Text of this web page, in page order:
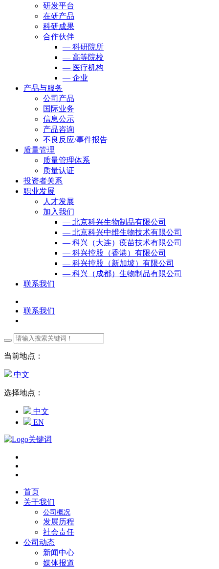
研发平台
在研产品
科研成果
合作伙伴
— 科研院所
— 高等院校
— 医疗机构
— 企业
产品与服务
公司产品
国际业务
信息公示
产品咨询
不良反应/事件报告
质量管理
质量管理体系
质量认证
投资者关系
职业发展
人才发展
加入我们
— 北京科兴生物制品有限公司
— 北京科兴中维生物技术有限公司
— 科兴（大连）疫苗技术有限公司
— 科兴控股（香港）有限公司
— 科兴控股（新加坡）有限公司
— 科兴（成都）生物制品有限公司
联系我们
联系我们
当前地点：
中文
选择地点：
中文
EN
首页
关于我们
公司概况
发展历程
社会责任
公司动态
新闻中心
媒体报道